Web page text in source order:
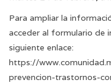
Para ampliar la
acceder al formulario de
siguiente enlace:
https://
prevencion-trastornos-